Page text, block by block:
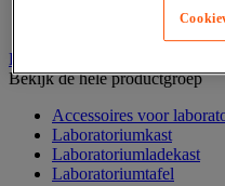
Laboratoriummeubilair
Bekijk de hele productgroep
Accessoires voor
Laboratoriumkast
Laboratoriumladekast
Laboratoriumtafel